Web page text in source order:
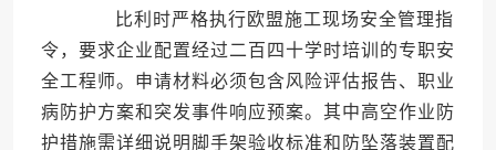
比利时严格执行欧盟施工现场安全管理指
令，要求企业配置经过二百四十学时培训的专职安
全工程师。申请材料必须包含风险评估报告、职业
病防护方案和突发事件响应预案。其中高空作业防
护措施需详细说明脚手架验收标准和防坠落装置配